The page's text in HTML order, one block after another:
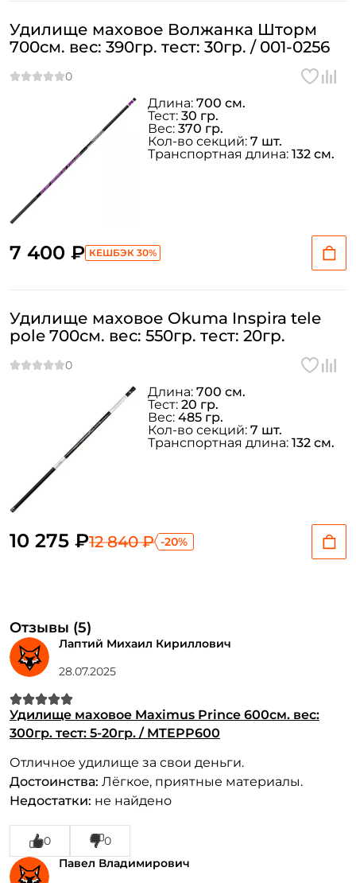
Удилище маховое Волжанка Шторм
700см. вес: 390гр. тест: 30гр. / 001-0256
7 400 ₽ КЕШБЭК 30%
Длина: 700 см.
Тест: 30 гр.
Вес: 370 гр.
Кол-во секций: 7 шт.
Транспортная длина: 132 см.
Удилище маховое Okuma Inspira tele
pole 700см. вес: 550гр. тест: 20гр.
10 275 ₽12 840 ₽ -20%
Длина: 700 см.
Тест: 20 гр.
Вес: 485 гр.
Кол-во секций: 7 шт.
Транспортная длина: 132 см.
Отзывы (5)
Лаптий Михаил Кириллович
28.07.2025
Удилище маховое Maximus Prince 600см. вес:
300гр. тест: 5-20гр. / MTEPP600
Отличное удилище за свои деньги.
Достоинства: Лёгкое, приятные материалы.
Недостатки: не найдено
0
0
Павел Владимирович
Email: *
Номер телефона: *
Придумайте пароль: *
Повторите пароль: *
персональных данных